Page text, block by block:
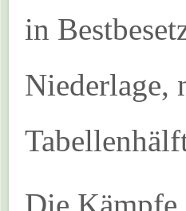
in
Niederlage,